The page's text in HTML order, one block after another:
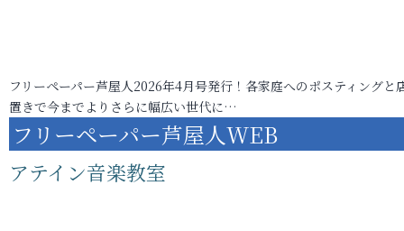
フリーペーパー芦屋人2026年4月号発行！各家庭へのポスティングと
置きで今までよりさらに幅広い世代に…
フリーペーパー芦屋人WEB
アテイン音楽教室